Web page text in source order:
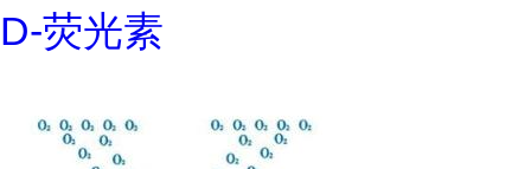
D-荧光素